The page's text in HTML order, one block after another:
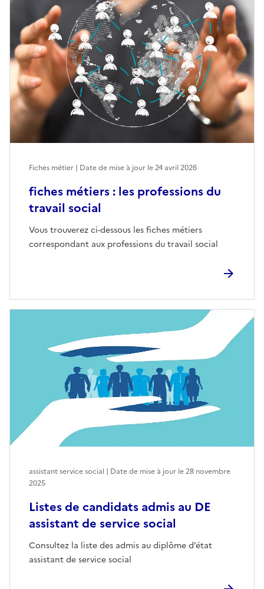
fiches métiers : les professions du
travail social
Vous trouverez ci-dessous les fiches métiers
correspondant aux professions du travail social
Fiches métier | Date de mise à jour le24 avril 2026
Listes de candidats admis au DE
assistant de service social
Consultez la liste des admis au diplôme d’état
assistant de service social
assistant service social | Date de mise à jour le28 novembre
2025